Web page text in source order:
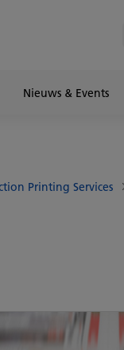
Nieuws & Events
Printing Services